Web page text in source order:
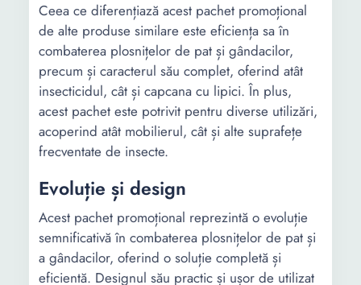
Ceea ce diferențiază acest pachet promoțional
de alte produse similare este eficiența sa în
combaterea plosnițelor de pat și gândacilor,
precum și caracterul său complet, oferind atât
insecticidul, cât și capcana cu lipici. În plus,
acest pachet este potrivit pentru diverse utilizări,
acoperind atât mobilierul, cât și alte suprafețe
frecventate de insecte.
Evoluție și design
Acest pachet promoțional reprezintă o evoluție
semnificativă în combaterea plosnițelor de pat și
a gândacilor, oferind o soluție completă și
eficientă. Designul său practic și ușor de utilizat